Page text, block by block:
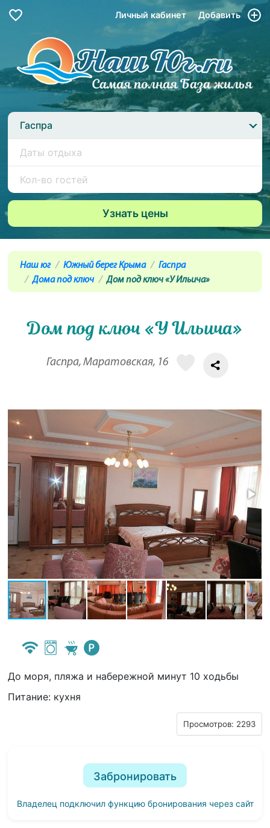
Личный кабинет Добавить
Гаспра
Наш юг Южный берег Крыма
Гаспра
Дома под ключ
Дом под ключ «У Ильича»
Дом под ключ «У Ильича»
Гаспра, Маратовская, 16
До моря, пляжа и набережной минут 10 ходьбы
Питание: кухня
Просмотров: 2293
Забронировать
Владелец подключил функцию бронирования через сайт